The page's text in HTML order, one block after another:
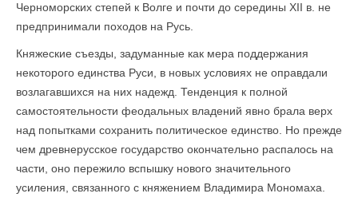
Черноморских степей к Волге и почти до середины XII в. не
предпринимали походов на Русь.
Княжеские съезды, задуманные как мера поддержания
некоторого единства Руси, в новых условиях не оправдали
возлагавшихся на них надежд. Тенденция к полной
самостоятельности феодальных владений явно брала верх
над попытками сохранить политическое единство. Но прежде
чем древнерусское государство окончательно распалось на
части, оно пережило вспышку нового значительного
усиления, связанного с княжением Владимира Мономаха.